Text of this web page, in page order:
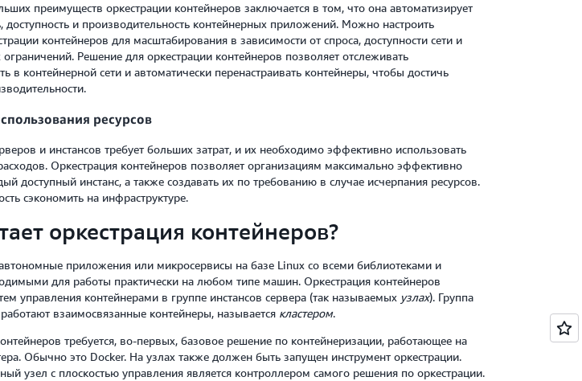
преимуществ оркестрации контейнеров заключается в том, что она автоматизирует
доступность и производительность контейнерных приложений. Можно настроить
контейнеров для масштабирования в зависимости от спроса, доступности сети и
Решение для оркестрации контейнеров позволяет отслеживать
в контейнерной сети и автоматически перенастраивать контейнеры, чтобы достичь
ресурсов
и инстансов требует больших затрат, и их необходимо эффективно использовать
Оркестрация контейнеров позволяет организациям максимально эффективно
доступный инстанс, а также создавать их по требованию в случае исчерпания ресурсов.
сэкономить на инфраструктуре.
оркестрация контейнеров?
приложения или микросервисы на базе Linux со всеми библиотеками и
для работы практически на любом типе машин. Оркестрация контейнеров
управления контейнерами в группе инстансов сервера (так называемых узлах). Группа
взаимосвязанные контейнеры, называется кластером.
требуется, во-первых, базовое решение по контейнеризации, работающее на
Обычно это Docker. На узлах также должен быть запущен инструмент оркестрации.
узел с плоскостью управления является контроллером самого решения по оркестрации.